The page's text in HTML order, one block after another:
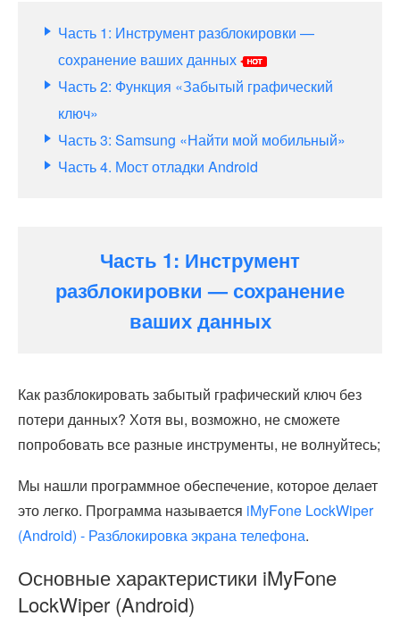
Часть 1: Инструмент разблокировки —
сохранение ваших данных
Часть 2: Функция «Забытый графический
ключ»
Часть 3: Samsung «Найти мой мобильный»
Часть 4. Мост отладки Android
Часть 1: Инструмент
разблокировки — сохранение
ваших данных
Как разблокировать забытый графический ключ без
потери данных? Хотя вы, возможно, не сможете
попробовать все разные инструменты, не волнуйтесь;
Мы нашли программное обеспечение, которое делает
это легко. Программа называется iMyFone LockWiper
(Android) - Разблокировка экрана телефона.
Основные характеристики iMyFone
LockWiper (Android)